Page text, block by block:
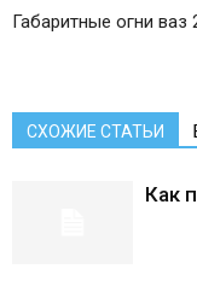
Габаритные огни ваз
СХОЖИЕ СТАТЬИ
Как